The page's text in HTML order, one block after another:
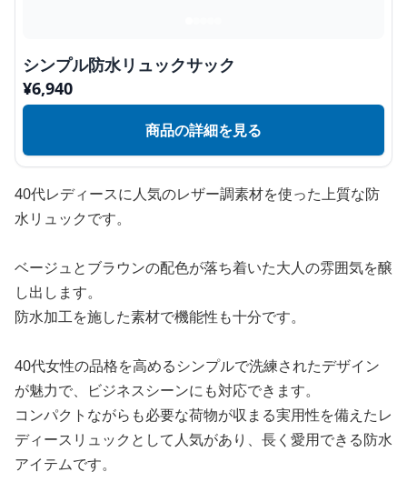
シンプル防水リュックサック
¥6,940
商品の詳細を見る
40代レディースに人気のレザー調素材を使った上質な防
水リュックです。
ベージュとブラウンの配色が落ち着いた大人の雰囲気を醸
し出します。
防水加工を施した素材で機能性も十分です。
40代女性の品格を高めるシンプルで洗練されたデザイン
が魅力で、ビジネスシーンにも対応できます。
コンパクトながらも必要な荷物が収まる実用性を備えたレ
ディースリュックとして人気があり、長く愛用できる防水
アイテムです。